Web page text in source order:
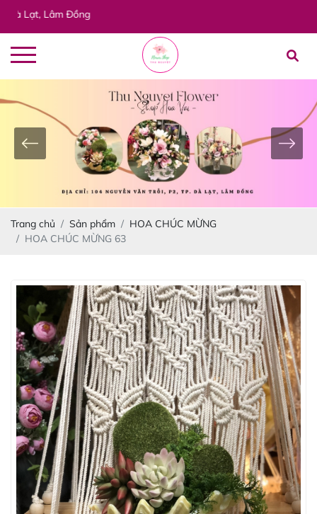
Lâm Đồng
Trang chủ Sản phẩm
HOA CHÚC MỪNG
HOA CHÚC MỪNG 63